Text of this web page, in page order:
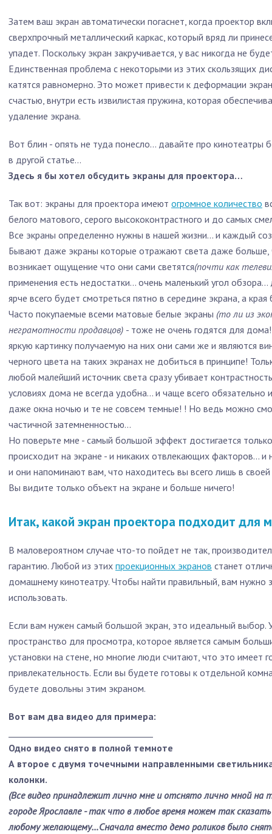
Затем ваш экран автоматически погаснет, когда проектор
сверхпрочный металлический каркас, который вряд ли
упадет. Поскольку экран закручивается, у вас никогда не
Единственная проблема с некоторыми из этих скользящих
катятся равномерно. Это может привести к деформации
счастью, внутри есть извилистая пружина, которая
удаление экрана.
Вот блин - опять не туда понесло… давайте про кинотеатры
в другой статье…
Здесь я бы хотел обсудить экраны для проектора…
Так вот: экраны для проектора имеют огромное количество
белого матового, серого высококонтрастного и до самых
Все экраны определенно нужны в нашей жизни… и каждый
Бывают даже экраны которые отражают света даже больше,
возникает ощущение что они сами светятся(почти как
применения есть недостатки… очень маленький угол
ярче всего будет смотреться пятно в середине экрана, а
Часто покупаемые всеми матовые белые экраны (то ли из
неграмотности продавцов) - тоже не очень годятся для
яркую картинку получаемую на них они сами же и являются
черного цвета на таких экранах не добиться в принципе!
любой малейший источник света сразу убивает
условиях дома не всегда удобна… и чаще всего обязательно
даже окна ночью и те не совсем темные! ! Но ведь можно
частичной затемненностью…
Но поверьте мне - самый большой эффект достигается
происходит на экране - и никаких отвлекающих факторов… и
и они напоминают вам, что находитесь вы всего лишь в
Вы видите только объект на экране и больше ничего!
Итак, какой экран проектора подходит для
В маловероятном случае что-то пойдет не так,
гарантию. Любой из этих проекционных экранов станет
домашнему кинотеатру. Чтобы найти правильный, вам нужно
использовать.
Если вам нужен самый большой экран, это идеальный
пространство для просмотра, которое является самым
установки на стене, но многие люди считают, что это имеет
привлекательность. Если вы будете готовы к отдельной
будете довольны этим экраном.
Вот вам два видео для примера:
Одно видео снято в полной темноте
А второе с двумя точечными направленными
колонки.
(Все видео принадлежит лично мне и отснято лично мной на
городе Ярославле - так что в любое время можем так
любому желающему…Сначала вместо демо роликов было